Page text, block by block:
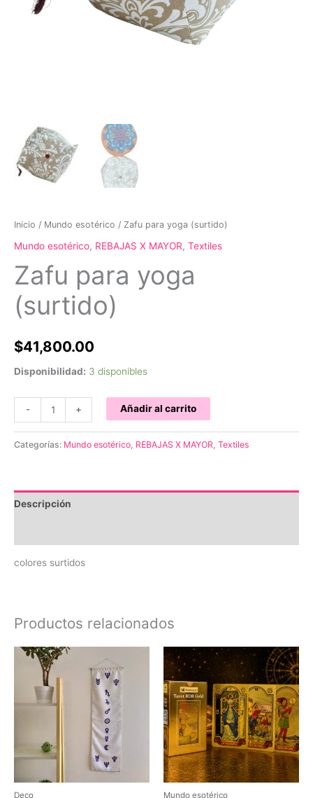
Inicio / Mundo esotérico / Zafu para yoga (surtido)
Mundo esotérico, REBAJAS X MAYOR, Textiles
Zafu para yoga
(surtido)
$41,800.00
Disponibilidad: 3 disponibles
-
para
yoga
+ Añadir al carrito
Categorías: Mundo esotérico REBAJAS X MAYOR Textiles
Descripción
colores surtidos
Productos relacionados
Deco Mundo esotérico